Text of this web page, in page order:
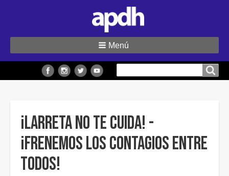
sitio
Menú
¡Larreta no te cuida! -
¡Frenemos los contagios entre
todos!